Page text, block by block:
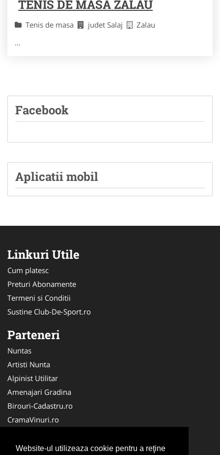
Website-ul utilizeaza cookie pentru a reţine
TENIS DE MASA ZALAU
Tenis de masa judet Salaj
Zalau
...
Facebook
Aplicatii mobil
Linkuri Utile
Cum platesc
Preturi Abonamente
Termeni si Conditii
Sustine Club-De-Sport.ro
Parteneri
Nuntas
Artisti Nunta
Alpinist Utilitar
Amenajari Gradina
Birouri-Cadastru.ro
CramaVinuri.ro
Servicii-DDD.com